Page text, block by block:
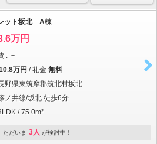
ット坂北 A棟
万円
: －
万円 / 礼金 無料
野県東筑摩郡筑北村坂北
ノ井線/坂北 徒歩6分
/ 75.0m²
ただいま 3人 が検討中！